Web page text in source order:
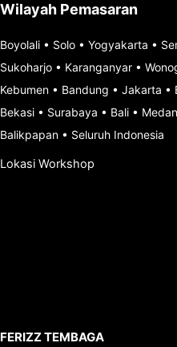
Wilayah Pemasaran
Boyolali • Solo • Yogyakarta •
Sukoharjo • Karanganyar •
Kebumen • Bandung • Jakarta •
Bekasi • Surabaya • Bali • Medan
Balikpapan • Seluruh Indonesia
Lokasi Workshop
FERIZZ TEMBAGA